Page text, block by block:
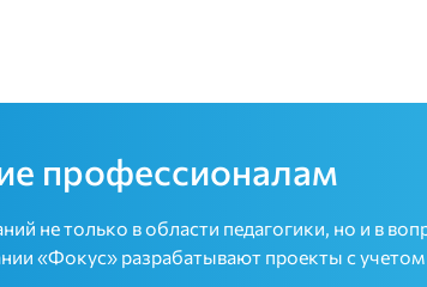
профессионалам
не только в области педагогики, но и в
«Фокус» разрабатывают проекты с учетом